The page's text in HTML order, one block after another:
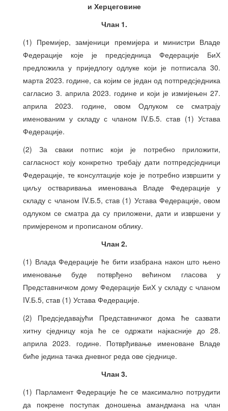
и Херцеговине
Члан 1.
(1) Премијер, замјеници премијера и министри Владе
Федерације које је предсједница Федерације БиХ
предложила у приједлогу одлуке који је потписала 30.
марта 2023. године, са којим се један од потпредсједника
сагласио 3. априла 2023. године и који је измијењен 27.
априла 2023. године, овом Одлуком се сматрају
именованим у складу с чланом IV.Б.5. став (1) Устава
Федерације.
(2) За сваки потпис који је потребно приложити,
сагласност коју конкретно требају дати потпредсједници
Федерације, те консултације које је потребно извршити у
циљу остваривања именовања Владе Федерације у
складу с чланом IV.Б.5, став (1) Устава Федерације, овом
одлуком се сматра да су приложени, дати и извршени у
примјереном и прописаном облику.
Члан 2.
(1) Влада Федерације ће бити изабрана након што њено
именовање буде потврђено већином гласова у
Представничком дому Федерације БиХ у складу с чланом
IV.Б.5, став (1) Устава Федерације.
(2) Предсједавајући Представничког дома ће сазвати
хитну сједницу која ће се одржати најкасније до 28.
априла 2023. године. Потврђивање именоване Владе
биће једина тачка дневног реда ове сједнице.
Члан 3.
(1) Парламент Федерације ће се максимално потрудити
да покрене поступак доношења амандмана на члан